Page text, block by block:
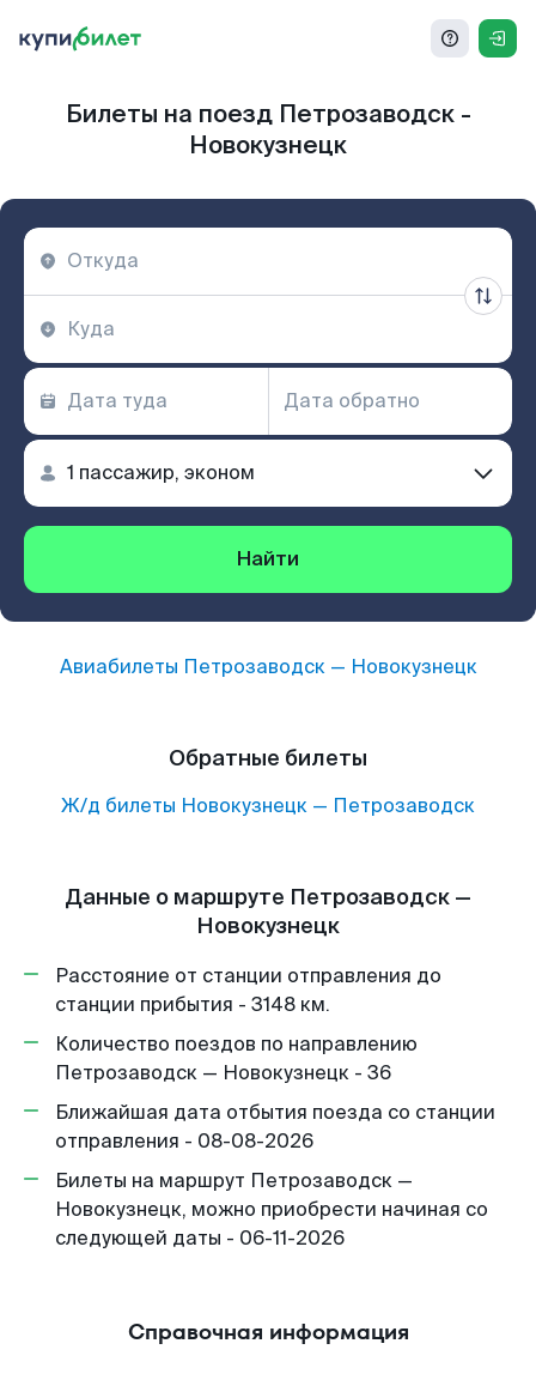
Билеты на поезд Петрозаводск -
Новокузнецк
Найти
Авиабилеты Петрозаводск— Новокузнецк
Обратные билеты
Ж/д билеты Новокузнецк — Петрозаводск
Данные о маршруте Петрозаводск —
Новокузнецк
Расстояние от станции отправления до
станции прибытия - 3148 км.
Количество поездов по направлению
Петрозаводск — Новокузнецк - 36
Ближайшая дата отбытия поезда со станции
отправления - 08-08-2026
Билеты на маршрут Петрозаводск —
Новокузнецк, можно приобрести начиная со
следующей даты - 06-11-2026
Справочная информация